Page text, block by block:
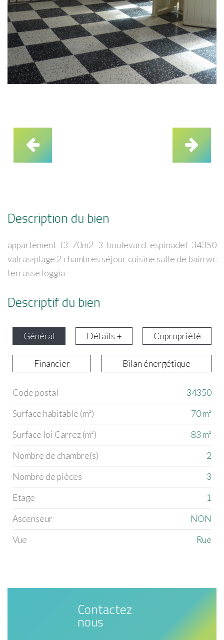
Description du bien
appartement t3 70m2 3 boulevard espinadel 34350
valras-plage 2 chambres séjour cuisine salle de bain wc
terrasse loggia
Descriptif du bien
Général Détails + Copropriété
Financier Bilan énergétique
Label Value
Code postal
34350
Surface habitable (m²)
70 m²
Surface loi Carrez (m²)
83 m²
Nombre de chambre(s)
2
Nombre de pièces
3
Etage
1
Ascenseur
NON
Vue
rue
Contactez
nous